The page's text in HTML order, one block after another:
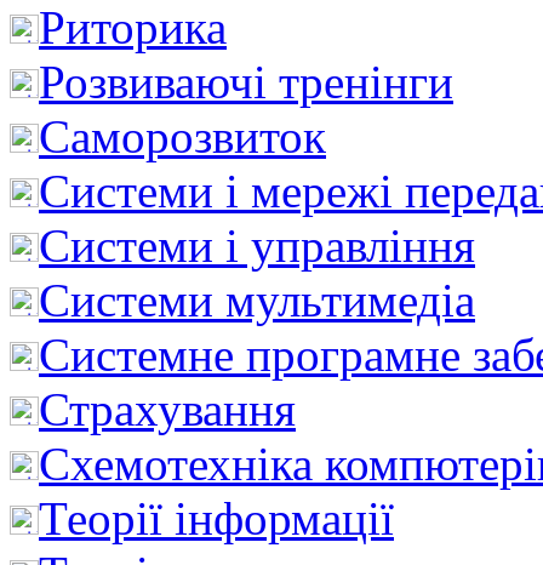
Риторика
Розвиваючі тренінги
Саморозвиток
Системи і мережі
Системи і управління
Системи мультимедіа
Системне програмне
Страхування
Схемотехніка
Теорії інформації